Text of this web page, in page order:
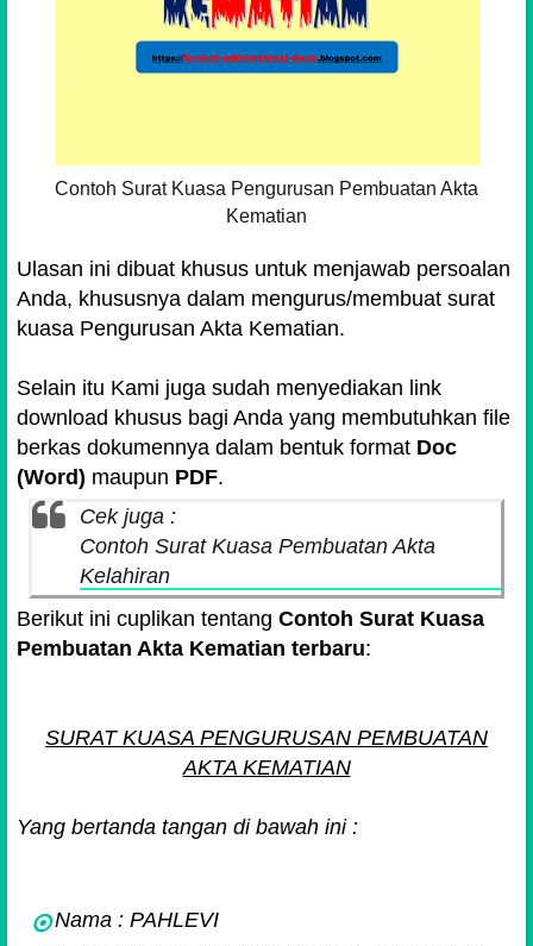
Contoh Surat Kuasa Pengurusan Pembuatan Akta
Kematian
Ulasan ini dibuat khusus untuk menjawab persoalan
Anda, khususnya dalam mengurus/membuat surat
kuasa Pengurusan Akta Kematian.
Selain itu Kami juga sudah menyediakan link
download khusus bagi Anda yang membutuhkan file
berkas dokumennya dalam bentuk format Doc
(Word) maupun PDF.
Cek juga :
Contoh Surat Kuasa Pembuatan Akta
Kelahiran
Berikut ini cuplikan tentang Contoh Surat Kuasa
Pembuatan Akta Kematian terbaru:
SURAT KUASA PENGURUSAN PEMBUATAN
AKTA KEMATIAN
Yang bertanda tangan di bawah ini :
Nama : PAHLEVI